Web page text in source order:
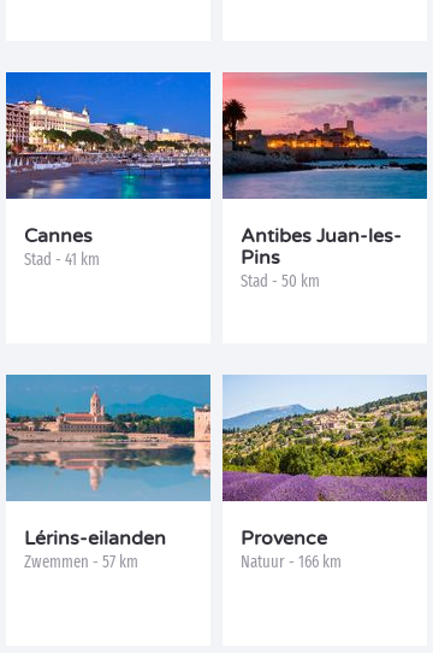
Cannes
Stad - 41 km
Antibes Juan-les-
Pins
Stad - 50 km
Lérins-eilanden
Zwemmen - 57 km
Provence
Natuur - 166 km